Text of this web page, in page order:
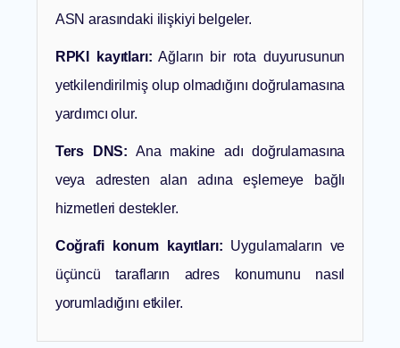
ASN arasındaki ilişkiyi belgeler.
RPKI kayıtları: Ağların bir rota duyurusunun
yetkilendirilmiş olup olmadığını doğrulamasına
yardımcı olur.
Ters DNS: Ana makine adı doğrulamasına
veya adresten alan adına eşlemeye bağlı
hizmetleri destekler.
Coğrafi konum kayıtları: Uygulamaların ve
üçüncü tarafların adres konumunu nasıl
yorumladığını etkiler.